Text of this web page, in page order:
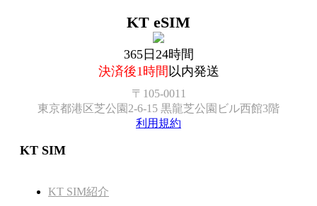
KT eSIM
365日24時間
決済後1時間 以内発送
〒105-0011
東京都港区芝公園2-6-15 黒龍芝公園ビル西館3階
利用規約
KT SIM
KT SIM紹介